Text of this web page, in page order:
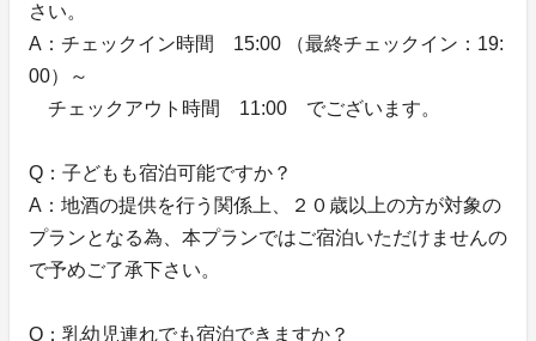
さい。
A：チェックイン時間 15:00 （最終チェックイン：19:
00）～
チェックアウト時間 11:00 でございます。
Q：子どもも宿泊可能ですか？
A：地酒の提供を行う関係上、２０歳以上の方が対象の
プランとなる為、本プランではご宿泊いただけませんの
で予めご了承下さい。
Q：乳幼児連れでも宿泊できますか？